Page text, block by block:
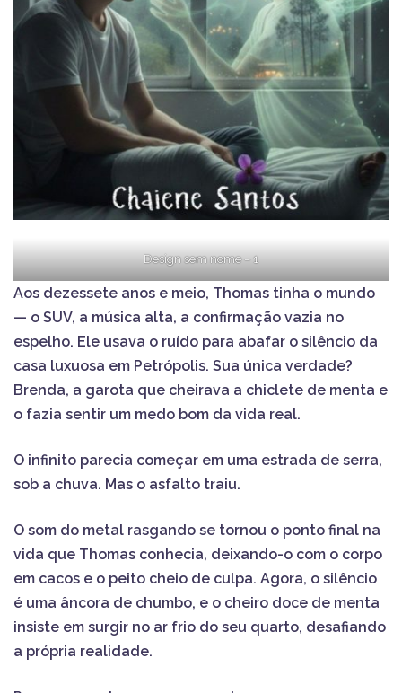
Design sem nome – 1
Aos dezessete anos e meio, Thomas tinha o mundo
— o SUV, a música alta, a confirmação vazia no
espelho. Ele usava o ruído para abafar o silêncio da
casa luxuosa em Petrópolis. Sua única verdade?
Brenda, a garota que cheirava a chiclete de menta e
o fazia sentir um medo bom da vida real.
O infinito parecia começar em uma estrada de serra,
sob a chuva. Mas o asfalto traiu.
O som do metal rasgando se tornou o ponto final na
vida que Thomas conhecia, deixando-o com o corpo
em cacos e o peito cheio de culpa. Agora, o silêncio
é uma âncora de chumbo, e o cheiro doce de menta
insiste em surgir no ar frio do seu quarto, desafiando
a própria realidade.